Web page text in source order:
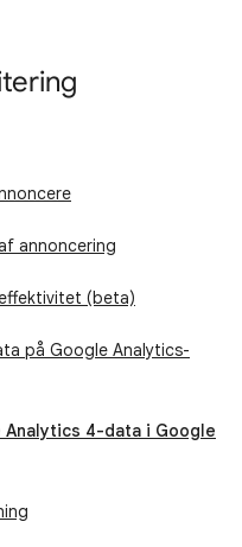
annoncering
(beta)
på Google Analytics-
Analytics 4-data i Google